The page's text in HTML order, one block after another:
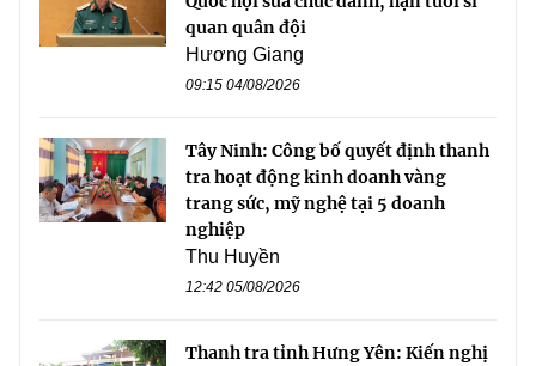
quan quân đội
Hương Giang
09:15 04/08/2026
Tây Ninh: Công bố quyết định thanh
tra hoạt động kinh doanh vàng
trang sức, mỹ nghệ tại 5 doanh
nghiệp
Thu Huyền
12:42 05/08/2026
Thanh tra tỉnh Hưng Yên: Kiến nghị